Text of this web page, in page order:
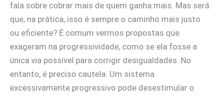
fala sobre cobrar mais de quem ganha mais. Mas será
que, na prática, isso é sempre o caminho mais justo
ou eficiente? É comum vermos propostas que
exageram na progressividade, como se ela fosse a
única via possível para corrigir desigualdades. No
entanto, é preciso cautela. Um sistema
excessivamente progressivo pode desestimular o